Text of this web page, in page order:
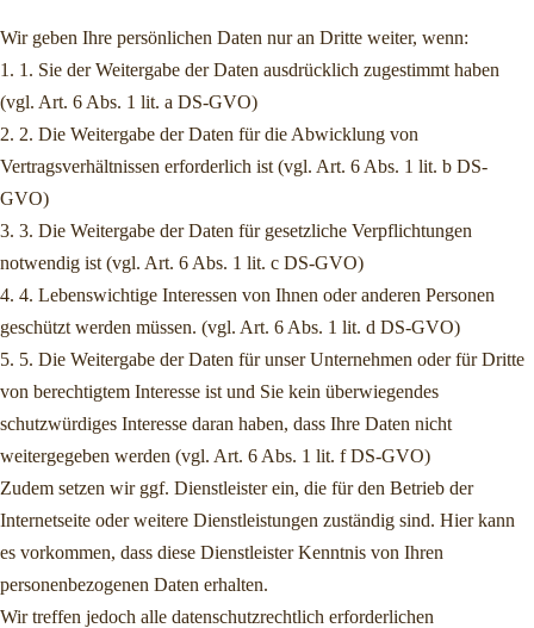
Wir geben Ihre persönlichen Daten nur an Dritte weiter, wenn:
1. 1. Sie der Weitergabe der Daten ausdrücklich zugestimmt haben
(vgl. Art. 6 Abs. 1 lit. a DS-GVO)
2. 2. Die Weitergabe der Daten für die Abwicklung von
Vertragsverhältnissen erforderlich ist (vgl. Art. 6 Abs. 1 lit. b DS-
GVO)
3. 3. Die Weitergabe der Daten für gesetzliche Verpflichtungen
notwendig ist (vgl. Art. 6 Abs. 1 lit. c DS-GVO)
4. 4. Lebenswichtige Interessen von Ihnen oder anderen Personen
geschützt werden müssen. (vgl. Art. 6 Abs. 1 lit. d DS-GVO)
5. 5. Die Weitergabe der Daten für unser Unternehmen oder für Dritte
von berechtigtem Interesse ist und Sie kein überwiegendes
schutzwürdiges Interesse daran haben, dass Ihre Daten nicht
weitergegeben werden (vgl. Art. 6 Abs. 1 lit. f DS-GVO)
Zudem setzen wir ggf. Dienstleister ein, die für den Betrieb der
Internetseite oder weitere Dienstleistungen zuständig sind. Hier kann
es vorkommen, dass diese Dienstleister Kenntnis von Ihren
personenbezogenen Daten erhalten.
Wir treffen jedoch alle datenschutzrechtlich erforderlichen